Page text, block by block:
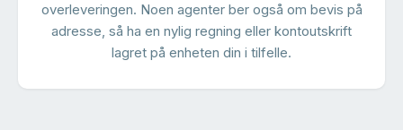
overleveringen. Noen agenter ber også om bevis på
adresse, så ha en nylig regning eller kontoutskrift
lagret på enheten din i tilfelle.